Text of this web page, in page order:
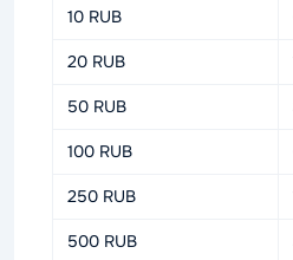
10 RUB
20 RUB
50 RUB
100 RUB
250 RUB
500 RUB